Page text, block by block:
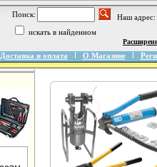
Поиск:
Наш
искать в найденном
Доставка и оплата О Магазине